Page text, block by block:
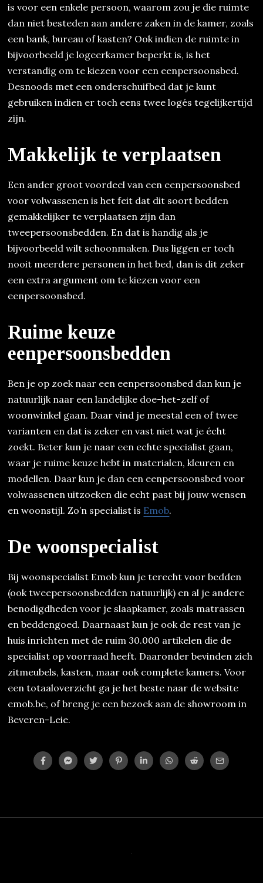
is voor een enkele persoon, waarom zou je die ruimte
dan niet besteden aan andere zaken in de kamer, zoals
een bank, bureau of kasten? Ook indien de ruimte in
bijvoorbeeld je logeerkamer beperkt is, is het
verstandig om te kiezen voor een eenpersoonsbed.
Desnoods met een onderschuifbed dat je kunt
gebruiken indien er toch eens twee logés tegelijkertijd
zijn.
Makkelijk te verplaatsen
Een ander groot voordeel van een eenpersoonsbed
voor volwassenen is het feit dat dit soort bedden
gemakkelijker te verplaatsen zijn dan
tweepersoonsbedden. En dat is handig als je
bijvoorbeeld wilt schoonmaken. Dus liggen er toch
nooit meerdere personen in het bed, dan is dit zeker
een extra argument om te kiezen voor een
eenpersoonsbed.
Ruime keuze
eenpersoonsbedden
Ben je op zoek naar een eenpersoonsbed dan kun je
natuurlijk naar een landelijke doe-het-zelf of
woonwinkel gaan. Daar vind je meestal een of twee
varianten en dat is zeker en vast niet wat je écht
zoekt. Beter kun je naar een echte specialist gaan,
waar je ruime keuze hebt in materialen, kleuren en
modellen. Daar kun je dan een eenpersoonsbed voor
volwassenen uitzoeken die echt past bij jouw wensen
en woonstijl. Zo’n specialist is Emob.
De woonspecialist
Bij woonspecialist Emob kun je terecht voor bedden
(ook tweepersoonsbedden natuurlijk) en al je andere
benodigdheden voor je slaapkamer, zoals matrassen
en beddengoed. Daarnaast kun je ook de rest van je
huis inrichten met de ruim 30.000 artikelen die de
specialist op voorraad heeft. Daaronder bevinden zich
zitmeubels, kasten, maar ook complete kamers. Voor
een totaaloverzicht ga je het beste naar de website
emob.be, of breng je een bezoek aan de showroom in
Beveren-Leie.